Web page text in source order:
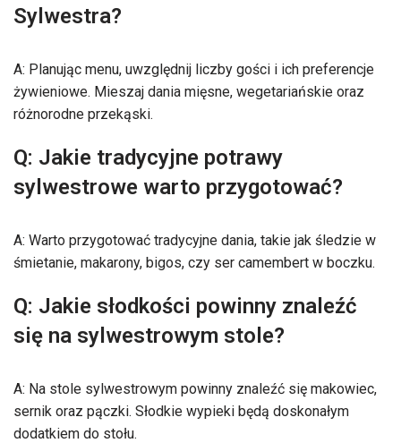
Sylwestra?
A: Planując menu, uwzględnij liczby gości i ich preferencje
żywieniowe. Mieszaj dania mięsne, wegetariańskie oraz
różnorodne przekąski.
Q: Jakie tradycyjne potrawy
sylwestrowe warto przygotować?
A: Warto przygotować tradycyjne dania, takie jak śledzie w
śmietanie, makarony, bigos, czy ser camembert w boczku.
Q: Jakie słodkości powinny znaleźć
się na sylwestrowym stole?
A: Na stole sylwestrowym powinny znaleźć się makowiec,
sernik oraz pączki. Słodkie wypieki będą doskonałym
dodatkiem do stołu.